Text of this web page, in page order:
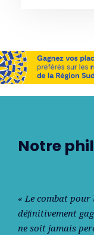
Notre
« Le combat
déﬁnitivement
ne soit jamais